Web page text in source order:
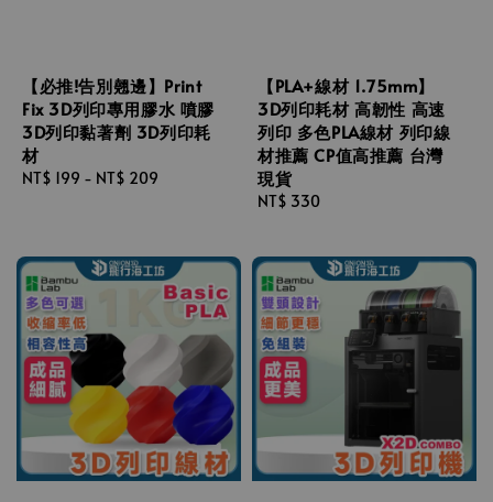
【必推!告別翹邊】Print
Fix 3D列印專用膠水 噴膠
3D列印黏著劑 3D列印耗
材
Regular
NT$ 199 - NT$ 209
【PLA+線材 1.75mm】
3D列印耗材 高韌性 高速
列印 多色PLA線材 列印線
材推薦 CP值高推薦 台灣
現貨
Regular
NT$ 330